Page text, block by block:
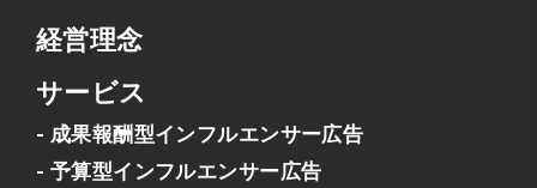
経営理念
サービス
- 成果報酬型インフルエンサー広告
- 予算型インフルエンサー広告